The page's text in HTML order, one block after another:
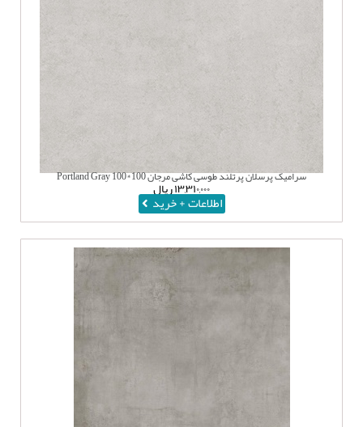
سرامیک پرسلان پرتلند طوسی کاشی مرجان 100*100 Portland Gray
۱۳,۳۱۰,۰۰۰ریال
اطلاعات + خرید